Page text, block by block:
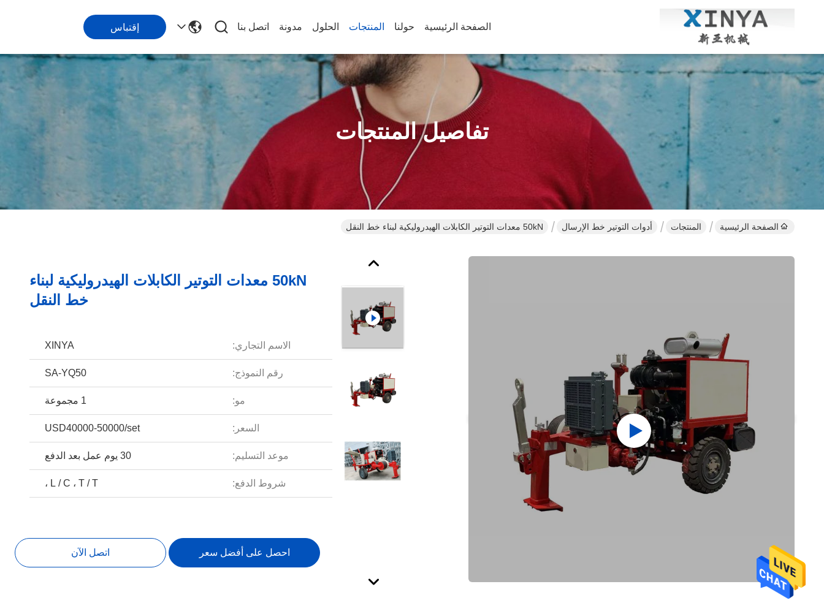
الصفحة الرئيسية حولنا المنتجات الحلول مدونة اتصل بنا إقتباس
تفاصيل المنتجات
الصفحة الرئيسية المنتجات أدوات التوتير خط الإرسال 50kN معدات التوتير الكابلات الهيدروليكية لبناء خط النقل
50kN معدات التوتير الكابلات الهيدروليكية لبناء
خط النقل
الاسم التجاري: XINYA
رقم النموذج: SA-YQ50
مو: 1 مجموعة
السعر: USD40000-50000/set
موعد التسليم: 30 يوم عمل بعد الدفع
شروط الدفع: L / C ، T / T ،
احصل على أفضل سعر اتصل الآن